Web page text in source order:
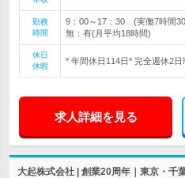
勤務
時間
9：00～17：30 (実働7時間
無：有(月平均18時間)
休日
休暇
* 年間休日114日* 完全週休2
求人詳細を見る
大起株式会社 | 創業20周年｜東京・千